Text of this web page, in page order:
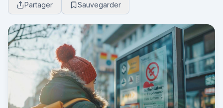
Partager Sauvegarder